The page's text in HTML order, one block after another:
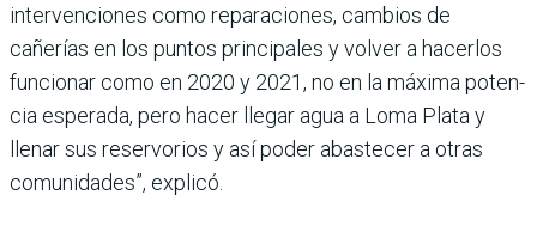
intervenciones como reparaciones, cambios de
cañerías en los puntos principales y volver a hacer­los
funcionar como en 2020 y 2021, no en la máxima poten­
cia esperada, pero hacer lle­gar agua a Loma Plata y
llenar sus reservorios y así poder abastecer a otras
comunida­des”, explicó.